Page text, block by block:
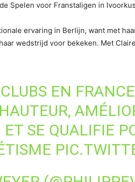
Spelen voor Franstaligen in
ervaring in Berlijn, want met
wedstrijd voor bekeken. Met
EN
SE QUALIFIE